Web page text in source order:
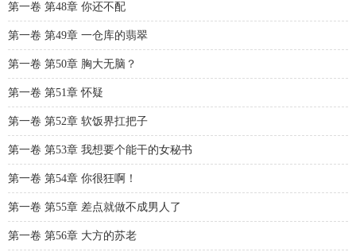
第一卷 第48章 你还不配
第一卷 第49章 一仓库的翡翠
第一卷 第50章 胸大无脑？
第一卷 第51章 怀疑
第一卷 第52章 软饭界扛把子
第一卷 第53章 我想要个能干的女秘书
第一卷 第54章 你很狂啊！
第一卷 第55章 差点就做不成男人了
第一卷 第56章 大方的苏老